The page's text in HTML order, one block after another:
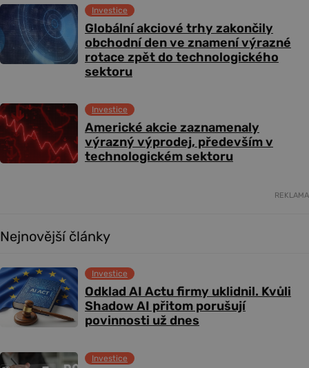
Globální akciové trhy zakončily
obchodní den ve znamení výrazné
rotace zpět do technologického
sektoru
Investice
Americké akcie zaznamenaly
výrazný výprodej, především v
technologickém sektoru
Investice
REKLAMA
Nejnovější články
Odklad AI Actu firmy uklidnil. Kvůli
Shadow AI přitom porušují
povinnosti už dnes
Investice
Investice